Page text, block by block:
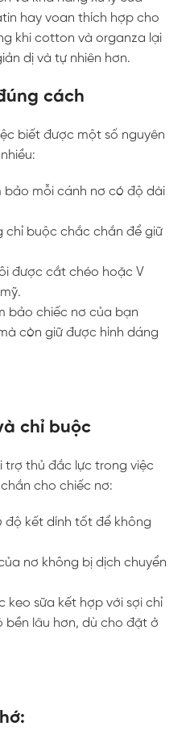
hay voan thích hợp cho
khi cotton và organza lại
dị và tự nhiên hơn.
cách
biết được một số nguyên
bảo mỗi cánh nơ có độ dài
chỉ buộc chắc chắn để giữ
được cắt chéo hoặc V
bảo chiếc nơ của bạn
còn giữ được hình dáng
chỉ buộc
trợ thủ đắc lực trong việc
cho chiếc nơ:
độ kết dính tốt để không
nơ không bị dịch chuyển
keo sữa kết hợp với sợi chỉ
bền lâu hơn, dù cho đặt ở